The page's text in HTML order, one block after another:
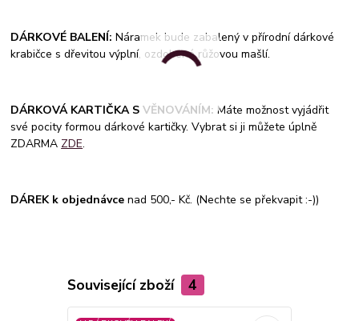
DÁRKOVÉ BALENÍ: Náramek bude zabalený v přírodní dárkové
krabičce s dřevitou výplní, ozdobené růžovou mašlí.
DÁRKOVÁ KARTIČKA S VĚNOVÁNÍM:Máte možnost vyjádřit
své pocity formou dárkové kartičky. Vybrat si ji můžete úplně
ZDARMA ZDE.
DÁREK k objednávcenad 500,- Kč. (Nechte se překvapit :-))
Související zboží 4